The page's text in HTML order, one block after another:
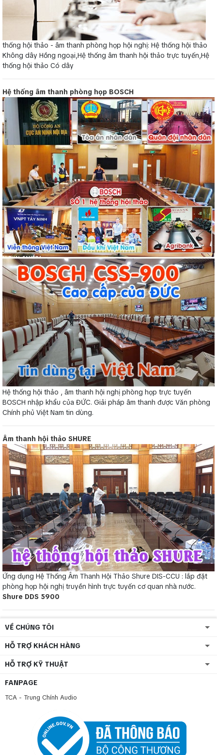
thống hội thảo - âm thanh phòng họp hội nghị: Hệ thống hội thảo
Không dây Hồng ngoại,Hệ thống âm thanh hội thảo trực tuyến,Hệ
thống hội thảo Có dây
Hệ thống âm thanh phòng họp BOSCH
Hệ thống hội thảo , âm thanh hội nghị phòng họp trực tuyến
BOSCH nhập khẩu của ĐỨC. Giải pháp âm thanh được Văn phòng
Chính phủ Việt Nam tin dùng.
Âm thanh hội thảo SHURE
Ứng dụng Hệ Thống Âm Thanh Hội Thảo Shure DIS-CCU : lắp đặt
phòng họp hội nghị truyền hình trực tuyến cơ quan nhà nước.
Shure DDS 5900
VỀ CHÚNG TÔI
HỖ TRỢ KHÁCH HÀNG
HỖ TRỢ KỸ THUẬT
FANPAGE
TCA - Trung Chính Audio